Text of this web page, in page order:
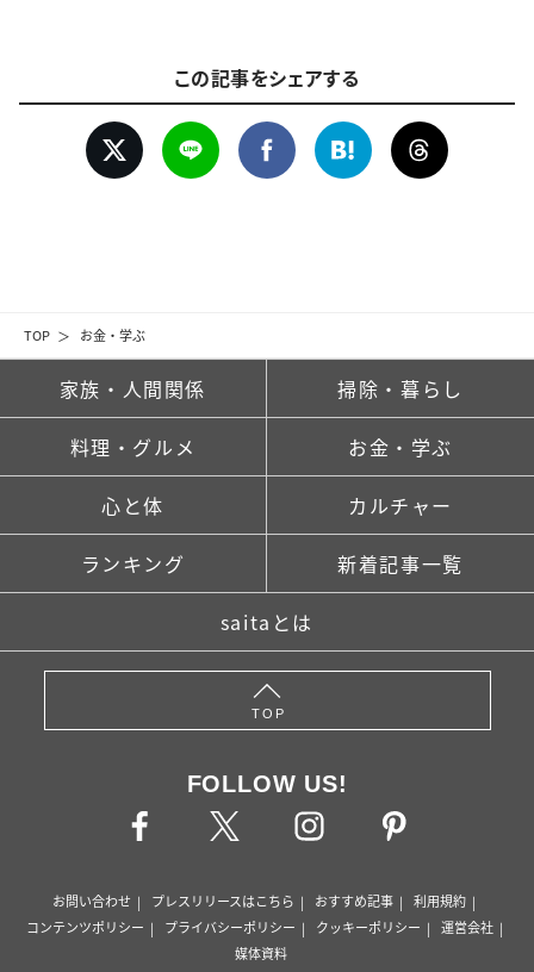
TOP お金・学ぶ
この記事をシェアする
家族・人間関係 掃除・暮らし
料理・グルメ お金・学ぶ
心と体 カルチャー
ランキング 新着記事一覧
saitaとは
TOP
FOLLOW US!
お問い合わせ プレスリリースはこちら おすすめ記事
利用規約
コンテンツポリシー
プライバシーポリシー クッキーポリシー
運営会社
媒体資料